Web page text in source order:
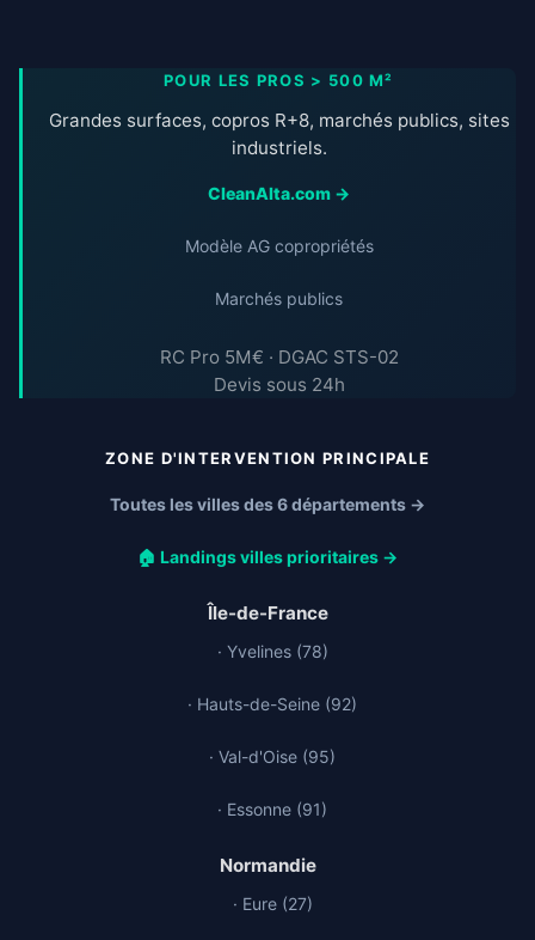
POUR LES PROS > 500 M²
Grandes surfaces, copros R+8, marchés publics, sites
industriels.
CleanAlta.com →
Modèle AG copropriétés
Marchés publics
RC Pro 5M€ · DGAC STS-02
Devis sous 24h
ZONE D'INTERVENTION PRINCIPALE
Toutes les villes des 6 départements →
🏠 Landings villes prioritaires →
Île-de-France
· Yvelines (78)
· Hauts-de-Seine (92)
· Val-d'Oise (95)
· Essonne (91)
Normandie
· Eure (27)